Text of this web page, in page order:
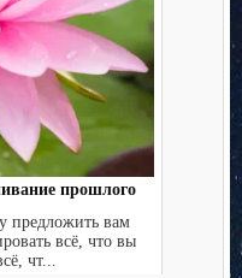
прошлого
предложить вам
всё, что вы
чт...